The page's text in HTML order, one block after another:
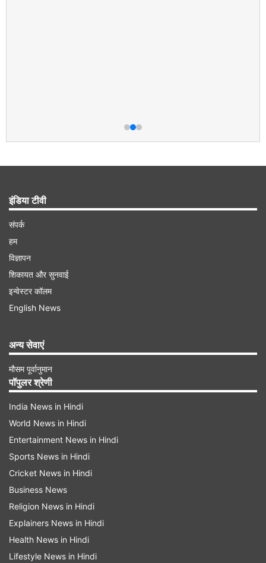
इंडिया टीवी
संपर्क
हम
विज्ञापन
शिकायत और सुनवाई
इन्वेस्टर कॉलम
English News
अन्य सेवाएं
मौसम पूर्वानुमान
पॉपुलर श्रेणी
India News in Hindi
World News in Hindi
Entertainment News in Hindi
Sports News in Hindi
Cricket News in Hindi
Business News
Religion News in Hindi
Explainers News in Hindi
Health News in Hindi
Lifestyle News in Hindi